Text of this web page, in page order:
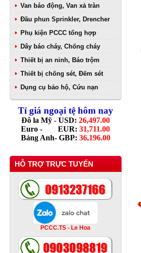
Van báo động, Van xả tràn
Đầu phun Sprinkler, Drencher
Phụ kiện PCCC tổng hợp
Dây báo cháy, Chống cháy
Thiết bị an ninh, Báo trộm
Thiết bị chống sét, Đếm sét
Dụng cụ bảo hộ, Cứu nạn
Tỉ giá ngoại tệ hôm nay
Đô la Mỹ - USD: 26,497.00
Euro - EUR: 31,711.00
Bảng Anh- GBP: 36,196.00
HỖ TRỢ TRỰC TUYẾN
PCCC.TS - Le Hoa